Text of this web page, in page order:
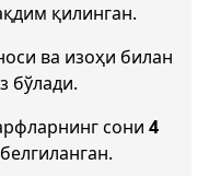
қилинган.
ва изоҳи билан
бўлади.
сони 4